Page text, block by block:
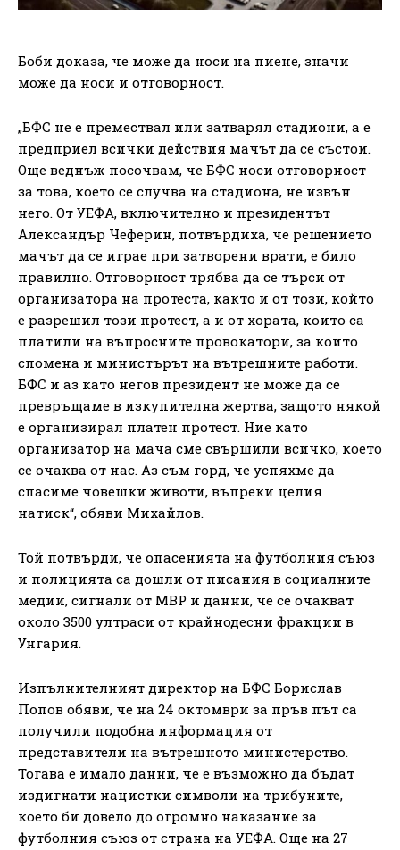
Боби доказа, че може да носи на пиене, значи
може да носи и отговорност.
„БФС не е премествал или затварял стадиони, а е
предприел всички действия мачът да се състои.
Още веднъж посочвам, че БФС носи отговорност
за това, което се случва на стадиона, не извън
него. От УЕФА, включително и президентът
Александър Чеферин, потвърдиха, че решението
мачът да се играе при затворени врати, е било
правилно. Отговорност трябва да се търси от
организатора на протеста, както и от този, който
е разрешил този протест, а и от хората, които са
платили на въпросните провокатори, за които
спомена и министърът на вътрешните работи.
БФС и аз като негов президент не може да се
превръщаме в изкупителна жертва, защото някой
е организирал платен протест. Ние като
организатор на мача сме свършили всичко, което
се очаква от нас. Аз съм горд, че успяхме да
спасиме човешки животи, въпреки целия
натиск“, обяви Михайлов.
Той потвърди, че опасенията на футболния съюз
и полицията са дошли от писания в социалните
медии, сигнали от МВР и данни, че се очакват
около 3500 ултраси от крайнодесни фракции в
Унгария.
Изпълнителният директор на БФС Борислав
Попов обяви, че на 24 октомври за пръв път са
получили подобна информация от
представители на вътрешното министерство.
Тогава е имало данни, че е възможно да бъдат
издигнати нацистки символи на трибуните,
което би довело до огромно наказание за
футболния съюз от страна на УЕФА. Още на 27